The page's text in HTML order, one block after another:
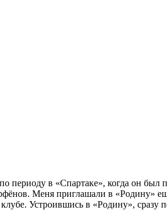
в «Спартаке», когда он был
Меня приглашали в «Родину»
клубе. Устроившись в «Родину»,